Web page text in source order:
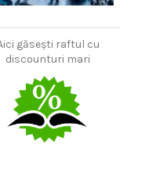
găsești raftul cu
discounturi mari